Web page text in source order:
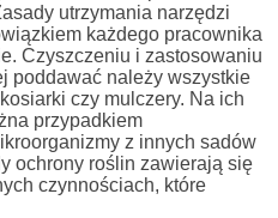
utrzymania narzędzi
każdego pracownika
Czyszczeniu i zastosowaniu
poddawać należy wszystkie
czy mulczery. Na ich
przypadkiem
z innych sadów
ochrony roślin zawierają się
czynnościach, które